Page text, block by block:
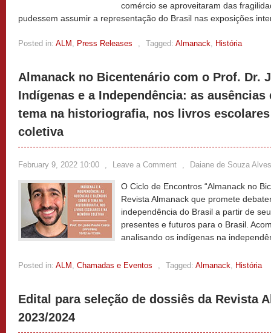
comércio se aproveitaram das
pudessem assumir a representação do Brasil nas exposições
Posted in: ALM , Press Releases , Tagged: Almanack, História
Almanack no Bicentenário com o Prof. Dr.
Indígenas e a Independência: as
tema na historiografia, nos livros
coletiva
February 9, 2022 10:00 , Leave a Comment , Daiane de Souza Alves
O Ciclo de Encontros “Almanack no
Revista Almanack que promete
independência do Brasil a partir de
presentes e futuros para o Brasil.
analisando os indígenas na
Posted in: ALM , Chamadas e Eventos , Tagged: Almanack, História
Edital para seleção de dossiês da Revista
2023/2024